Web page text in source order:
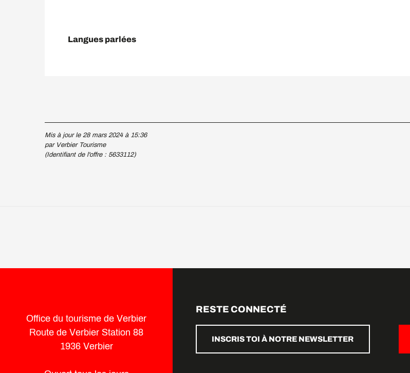
Langues parlées
Langues parlées
Mis à jour le 28 mars 2024 à 15:36
par Verbier Tourisme
(Identifiant de l'offre : 5633112)
Office du tourisme de Verbier
Route de Verbier Station 88
1936 Verbier
RESTE CONNECTÉ
INSCRIS TOI À NOTRE NEWSLETTER